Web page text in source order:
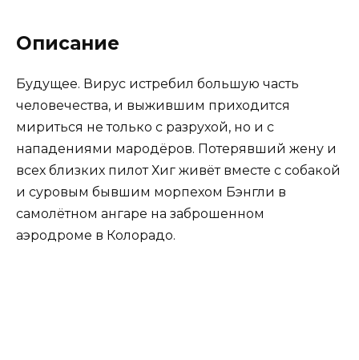
Описание
Будущее. Вирус истребил большую часть
человечества, и выжившим приходится
мириться не только с разрухой, но и с
нападениями мародёров. Потерявший жену и
всех близких пилот Хиг живёт вместе с собакой
и суровым бывшим морпехом Бэнгли в
самолётном ангаре на заброшенном
аэродроме в Колорадо.